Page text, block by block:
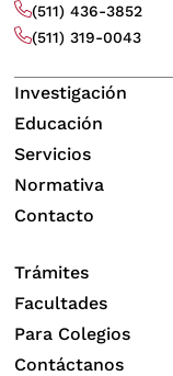
(511) 436-3852
(511) 319-0043
Investigación
Educación
Servicios
Normativa
Contacto
Trámites
Facultades
Para Colegios
Contáctanos